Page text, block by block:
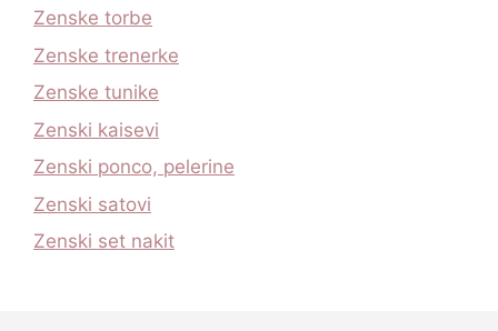
Zenske torbe
Zenske trenerke
Zenske tunike
Zenski kaisevi
Zenski ponco, pelerine
Zenski satovi
Zenski set nakit